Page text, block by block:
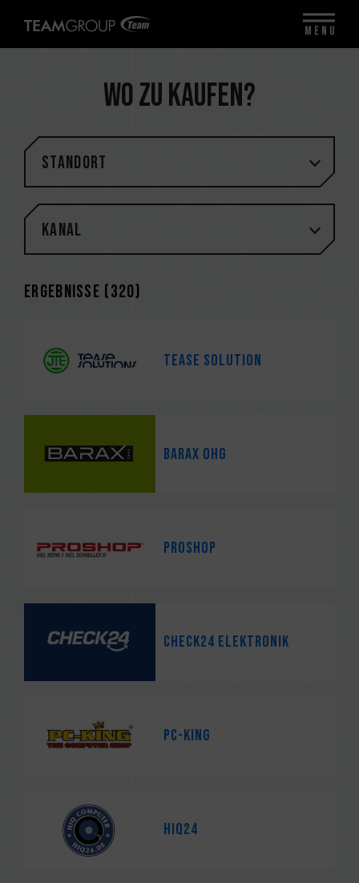
Wo zu kaufen?
STANDORT
Kanal
Ergebnisse (320)
TEASE SOLUTION
barax OHG
PROSHOP
CHECK24 Elektronik
PC-King
HiQ24
MENU